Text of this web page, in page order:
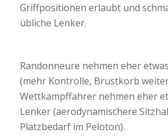
Griffpositionen erlaubt und
übliche Lenker.
Randonneure nehmen eher
(mehr Kontrolle, Brustkorb
Wettkampffahrer nehmen eher
Lenker (aerodynamischere
Platzbedarf im Peloton).